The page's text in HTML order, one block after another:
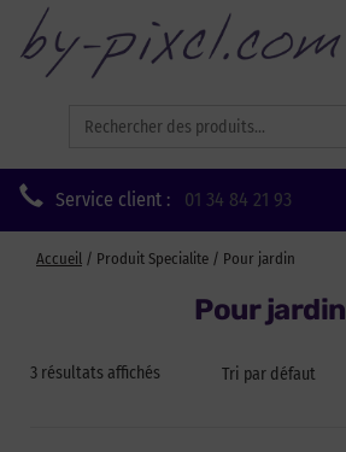
for:
Service client : 01 34 84 21 93
Accueil / Produit Specialite / Pour jardin
Pour jardin
3 résultats affichés